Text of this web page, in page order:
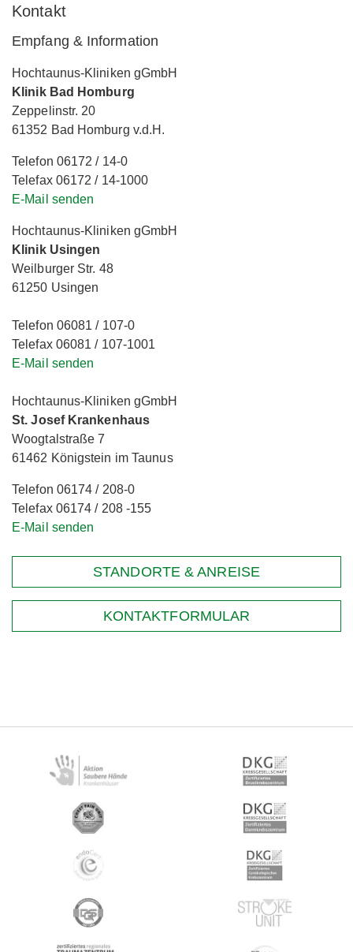
Kontakt
Empfang & Information
Hochtaunus-Kliniken gGmbH
Klinik Bad Homburg
Zeppelinstr. 20
61352 Bad Homburg v.d.H.
Telefon 06172 / 14-0
Telefax 06172 / 14-1000
E-Mail senden
Hochtaunus-Kliniken gGmbH
Klinik Usingen
Weilburger Str. 48
61250 Usingen
Telefon 06081 / 107-0
Telefax 06081 / 107-1001
E-Mail senden
Hochtaunus-Kliniken gGmbH
St. Josef Krankenhaus
Woogtalstraße 7
61462 Königstein im Taunus
Telefon 06174 / 208-0
Telefax 06174 / 208 -155
E-Mail senden
STANDORTE & ANREISE
KONTAKTFORMULAR